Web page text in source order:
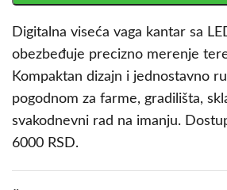
Digitalna viseća vaga kantar sa
obezbeđuje precizno merenje
Kompaktan dizajn i jednostavno
pogodnom za farme, gradilišta,
svakodnevni rad na imanju.
6000 RSD.